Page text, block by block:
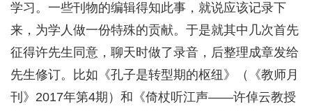
学习。一些刊物的编辑得知此事，就说应该记录下
来，为学人做一份特殊的贡献。于是就其中几次首先
征得许先生同意，聊天时做了录音，后整理成章发给
先生修订。比如《孔子是转型期的枢纽》（《教师月
刊》2017年第4期）和《倚杖听江声——许倬云教授